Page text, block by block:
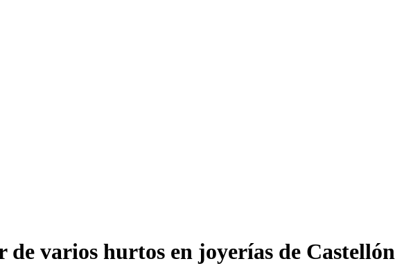
de varios hurtos en joyerías de Castellón